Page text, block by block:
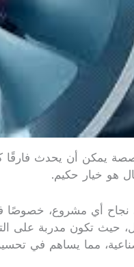
يمكن أن يحدث فارقًا
هو خيار حكيم.
نجاح أي مشروع،
حيث تكون مدربة على
مما يساهم في